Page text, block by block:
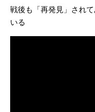
戦後も「再発見」され
いる